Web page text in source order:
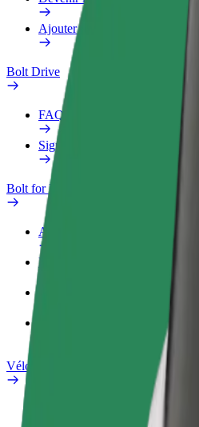
Ajouter un restaurant ou un
Bolt Drive
FAQ
Signaler un véhicule
Bolt for Business
Avantages
Profil professionnel
Bolt Food pour les entreprises
Vélos électriques